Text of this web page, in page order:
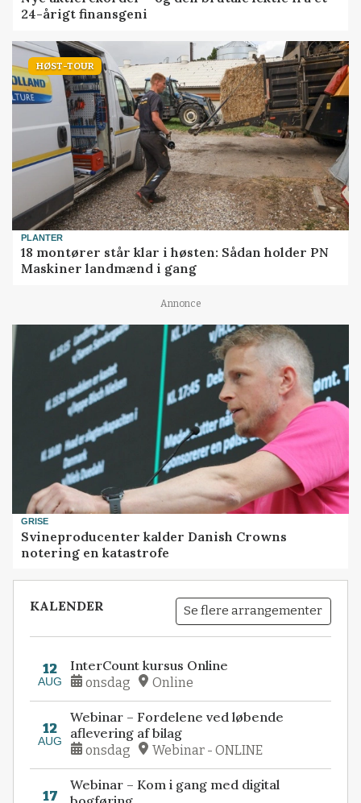
24-årigt finansgeni
HØST-TOUR
PLANTER
18 montører står klar i høsten: Sådan holder PN
Maskiner landmænd i gang
Annonce
GRISE
Svineproducenter kalder Danish Crowns
notering en katastrofe
KALENDER Se flere arrangementer
12
AUG
InterCount kursus Online
onsdag Online
12
AUG
Webinar – Fordelene ved løbende
aflevering af bilag
onsdag Webinar - ONLINE
17
Webinar – Kom i gang med digital